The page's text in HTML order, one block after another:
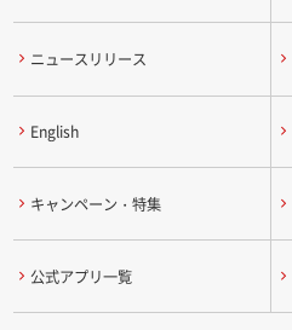
ニュースリリース
English
キャンペーン・特集
公式アプリ一覧